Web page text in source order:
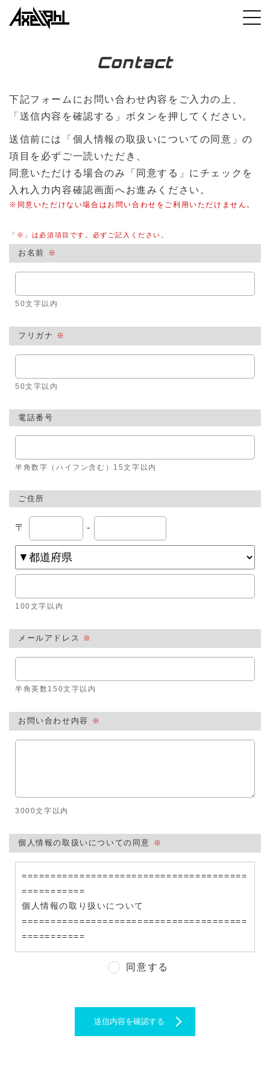
Contact
下記フォームにお問い合わせ内容をご入力の上、
「送信内容を確認する」ボタンを押してください。
送信前には「個人情報の取扱いについての同意」の
項目を必ずご一読いただき、
同意いただける場合のみ「同意する」にチェックを
入れ入力内容確認画面へお進みください。
※同意いただけない場合はお問い合わせをご利用いただけません。
「※」は必須項目です。必ずご記入ください。
お名前 ※
50文字以内
フリガナ ※
50文字以内
電話番号
半角数字（ハイフン含む）15文字以内
ご住所
〒 -
100文字以内
メールアドレス ※
半角英数150文字以内
お問い合わせ内容 ※
3000文字以内
個人情報の取扱いについての同意 ※
=======================================
===========
個人情報の取り扱いについて
=======================================
===========
・お客様からお寄せいただいた情報は、お問い合わせ
同意する
送信内容を確認する